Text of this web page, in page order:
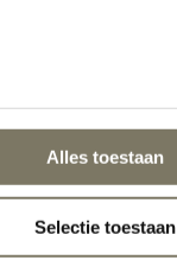
Alles toestaan
Selectie toestaan